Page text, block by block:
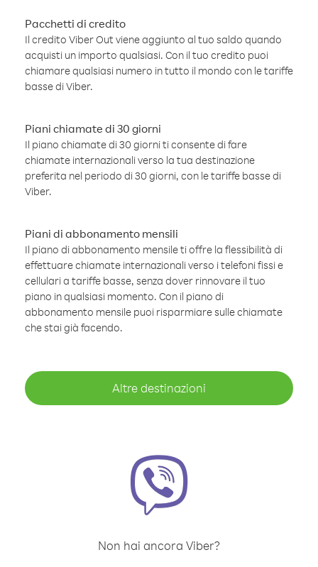
Pacchetti di credito
Il credito Viber Out viene aggiunto al tuo saldo quando
acquisti un importo qualsiasi. Con il tuo credito puoi
chiamare qualsiasi numero in tutto il mondo con le tariffe
basse di Viber.
Piani chiamate di 30 giorni
Il piano chiamate di 30 giorni ti consente di fare
chiamate internazionali verso la tua destinazione
preferita nel periodo di 30 giorni, con le tariffe basse di
Viber.
Piani di abbonamento mensili
Il piano di abbonamento mensile ti offre la flessibilità di
effettuare chiamate internazionali verso i telefoni fissi e
cellulari a tariffe basse, senza dover rinnovare il tuo
piano in qualsiasi momento. Con il piano di
abbonamento mensile puoi risparmiare sulle chiamate
che stai già facendo.
Altre destinazioni
Non hai ancora Viber?